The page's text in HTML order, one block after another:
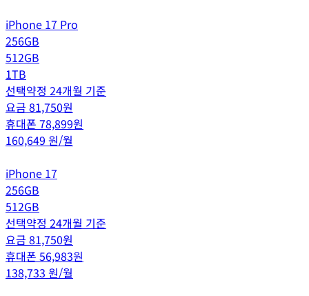
iPhone 17 Pro
256GB
512GB
1TB
선택약정 24개월 기준
요금 81,750원
휴대폰 78,899원
160,649 원/월
iPhone 17
256GB
512GB
선택약정 24개월 기준
요금 81,750원
휴대폰 56,983원
138,733 원/월